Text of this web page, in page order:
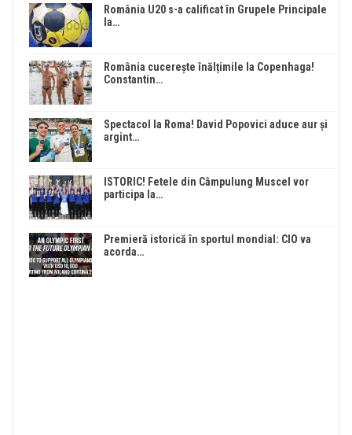
România U20 s-a calificat în Grupele Principale
la…
România cucerește înălțimile la Copenhaga!
Constantin…
Spectacol la Roma! David Popovici aduce aur și
argint…
ISTORIC! Fetele din Câmpulung Muscel vor
participa la…
Premieră istorică în sportul mondial: CIO va
acorda…